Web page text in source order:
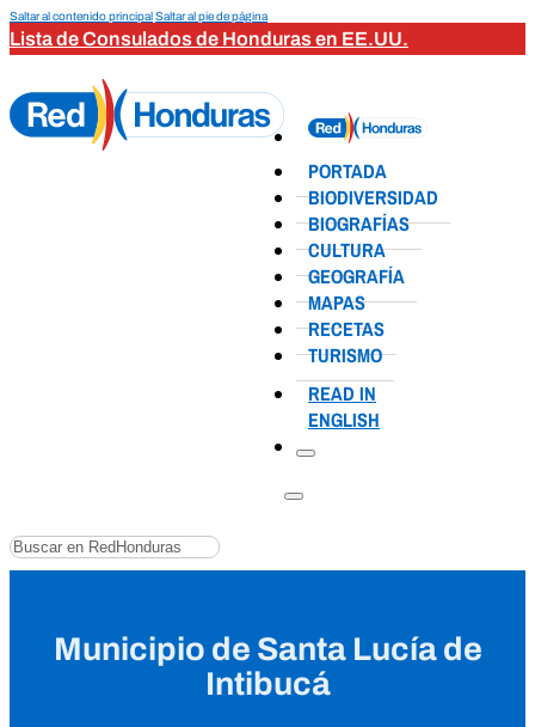
Saltar al contenido principalSaltar al pie de página
Lista de Consulados de Honduras en EE.UU.
PORTADA
BIODIVERSIDAD
BIOGRAFÍAS
CULTURA
GEOGRAFÍA
MAPAS
RECETAS
TURISMO
READ IN
ENGLISH
Buscar
Municipio de Santa Lucía de
Intibucá